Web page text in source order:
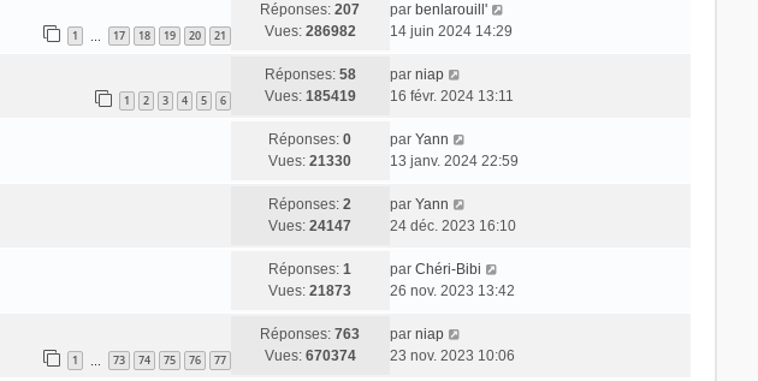
1 17 18 19 20 21
Réponses:207
Vues: 286982
par benlarouill'
14 juin 2024 14:29
1 2 3 4 5 6
Réponses: 58
Vues: 185419
par niap
16 févr. 2024 13:11
Réponses:0
Vues:21330
par Yann
13 janv. 2024 22:59
Réponses:2
Vues:24147
par Yann
24 déc. 2023 16:10
Réponses:1
Vues:21873
par Chéri-Bibi
26 nov. 2023 13:42
1 73 74 75 76 77
Réponses:763
Vues: 670374
par niap
23 nov. 2023 10:06